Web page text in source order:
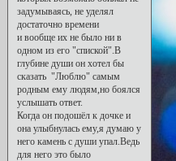
задумываясь, не уделял
достаточно времени
и вообще их не было ни в
одном из его "спиской".В
глубине души он хотел бы
сказать "Люблю" самым
родным ему людям,но боялся
услышать ответ.
Когда он подошёл к дочке и
она улыбнулась ему,я думаю у
него камень с души упал.Ведь
для него это было